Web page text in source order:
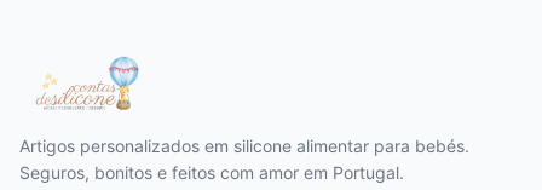
Artigos personalizados em silicone alimentar para bebés.
Seguros, bonitos e feitos com amor em Portugal.